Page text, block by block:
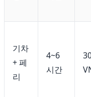
기차
+ 페
리
4~6
시간